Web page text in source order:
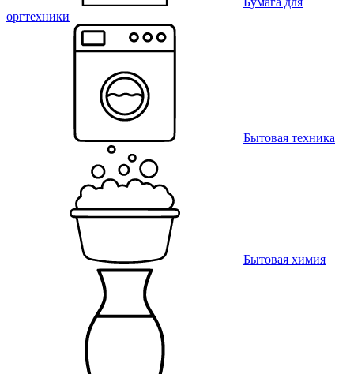
оргтехники
Бытовая техника
Бытовая химия